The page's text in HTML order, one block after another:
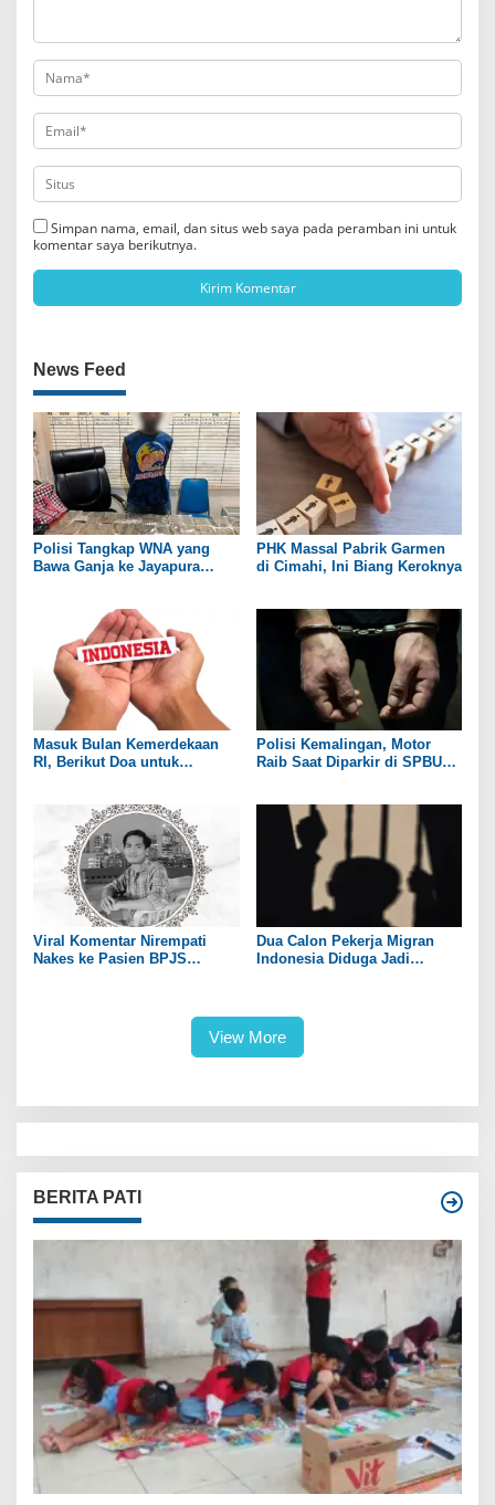
Simpan nama, email, dan situs web saya pada peramban ini untuk
komentar saya berikutnya.
News Feed
Polisi Tangkap WNA yang
Bawa Ganja ke Jayapura
PHK Massal Pabrik Garmen
di Cimahi, Ini Biang Keroknya
Masuk Bulan Kemerdekaan
RI, Berikut Doa untuk
Polisi Kemalingan, Motor
Raib Saat Diparkir di SPBU
Viral Komentar Nirempati
Nakes ke Pasien BPJS
Dua Calon Pekerja Migran
Indonesia Diduga Jadi
View More
BERITA PATI